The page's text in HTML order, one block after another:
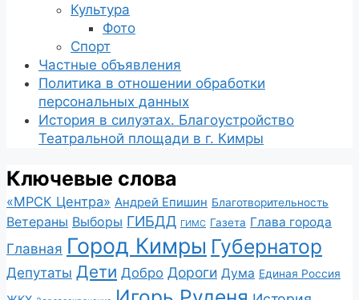
Культура
Фото
Спорт
Частные объявления
Политика в отношении обработки
персональных данных
История в силуэтах. Благоустройство
Театральной площади в г. Кимры
Ключевые слова
«МРСК Центра» Андрей Епишин Благотворительность
Ветераны Выборы ГИБДД ГИМС Газета Глава города
Главная Город Кимры Губернатор
Депутаты Дети Добро Дороги Дума Единая Россия